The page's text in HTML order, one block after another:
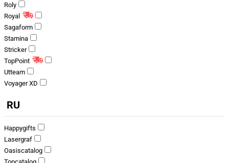
Roly
Royal
Sagaform
Stamina
Stricker
TopPoint
Utteam
Voyager XD
RU
Happygifts
Lasergraf
Oasiscatalog